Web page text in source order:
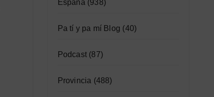
España (938)
Pa tí y pa mí Blog (40)
Podcast(87)
Provincia (488)